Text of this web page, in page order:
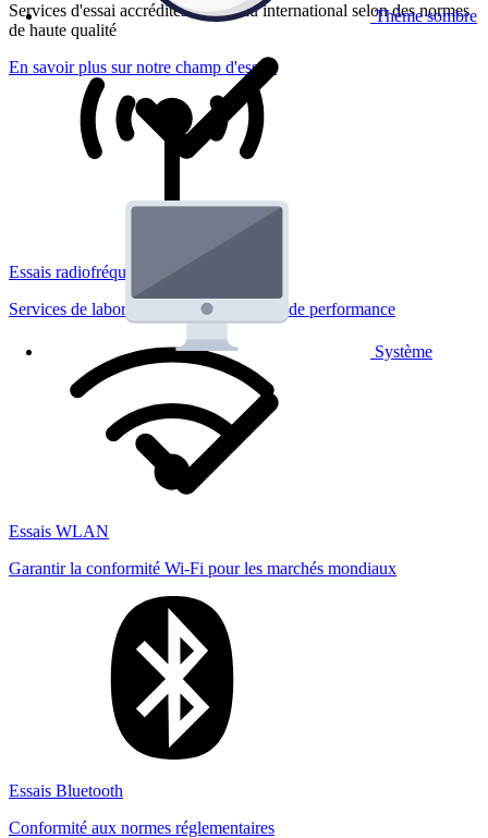
Thème sombre
Système
Services d'essai accrédités au niveau international selon des normes
de haute qualité
En savoir plus sur notre champ d'essais
Essais radiofréquences
Services de laboratoire réglementaires et de performance
Essais WLAN
Garantir la conformité Wi-Fi pour les marchés mondiaux
Essais Bluetooth
Conformité aux normes réglementaires